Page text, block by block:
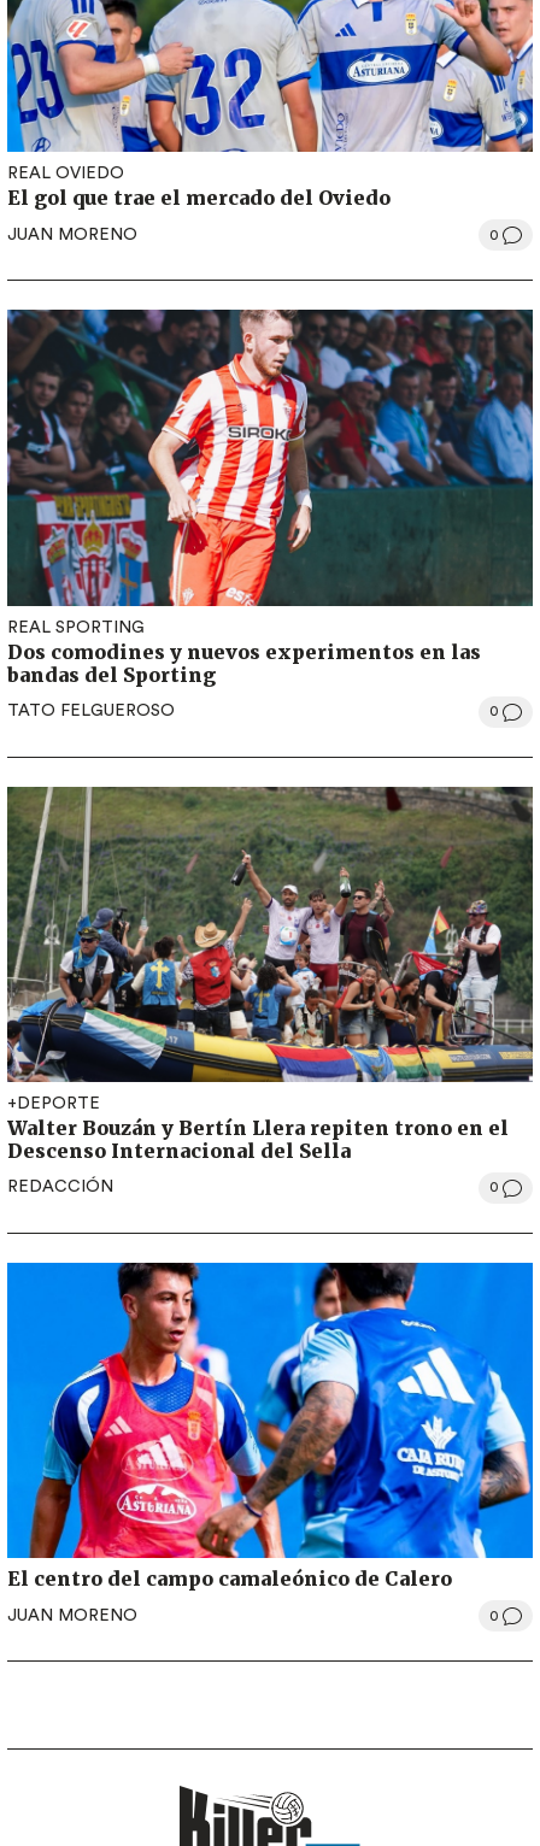
REAL OVIEDO
El gol que trae el mercado del Oviedo
JUAN MORENO 0
REAL SPORTING
Dos comodines y nuevos experimentos en las
bandas del Sporting
TATO FELGUEROSO 0
+DEPORTE
Walter Bouzán y Bertín Llera repiten trono en el
Descenso Internacional del Sella
REDACCIÓN 0
El centro del campo camaleónico de Calero
JUAN MORENO 0